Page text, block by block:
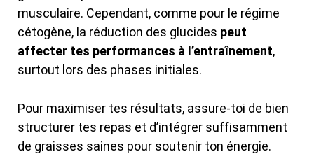
musculaire. Cependant, comme pour le régime
cétogène, la réduction des glucides peut
affecter tes performances à l’entraînement,
surtout lors des phases initiales.
Pour maximiser tes résultats, assure-toi de bien
structurer tes repas et d’intégrer suffisamment
de graisses saines pour soutenir ton énergie.